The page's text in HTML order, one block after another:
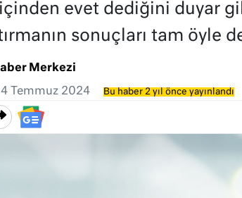
evet dediğini duyar
sonuçları tam öyle
Merkezi
4 Temmuz 2024 Bu haber 2 yıl önce yayınlandı